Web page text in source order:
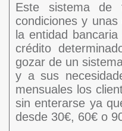
Este sistema de
condiciones y
la entidad
crédito
gozar de un
y a sus
mensuales los
sin enterarse ya
desde 30€, 60€ o